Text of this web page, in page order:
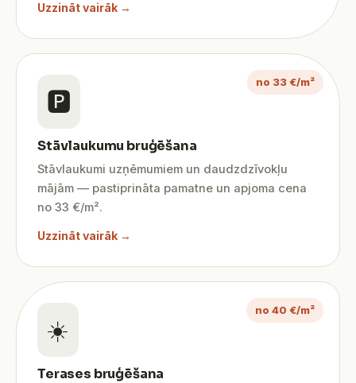
Uzzināt vairāk →
no 33 €/m²
🅿️
Stāvlaukumu bruģēšana
Stāvlaukumi uzņēmumiem un daudzdzīvokļu
mājām — pastiprināta pamatne un apjoma cena
no 33 €/m².
Uzzināt vairāk →
no 40 €/m²
☀️
Terases bruģēšana